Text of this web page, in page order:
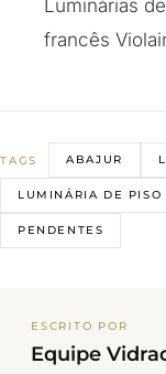
Luminárias
francês
TAGS ABAJUR
LUMINÁRIA DE PISO
PENDENTES
ESCRITO POR
Equipe